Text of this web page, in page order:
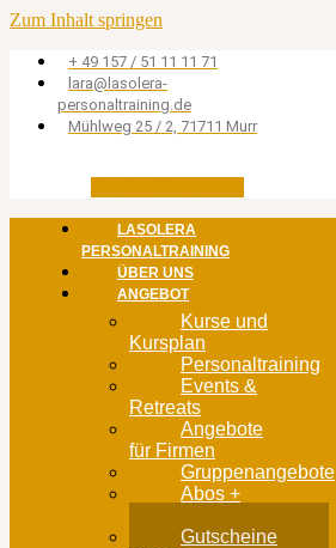
Zum Inhalt springen
+ 49 157 / 51 11 11 71
lara@lasolera-
personaltraining.de
Mühlweg 25 / 2, 71711 Murr
LASOLERA
PERSONALTRAINING
ÜBER UNS
ANGEBOT
Kurse und
Kursplan
Personaltraining
Events &
Retreats
Angebote
für Firmen
Gruppenangebote
Abos +
Gutscheine